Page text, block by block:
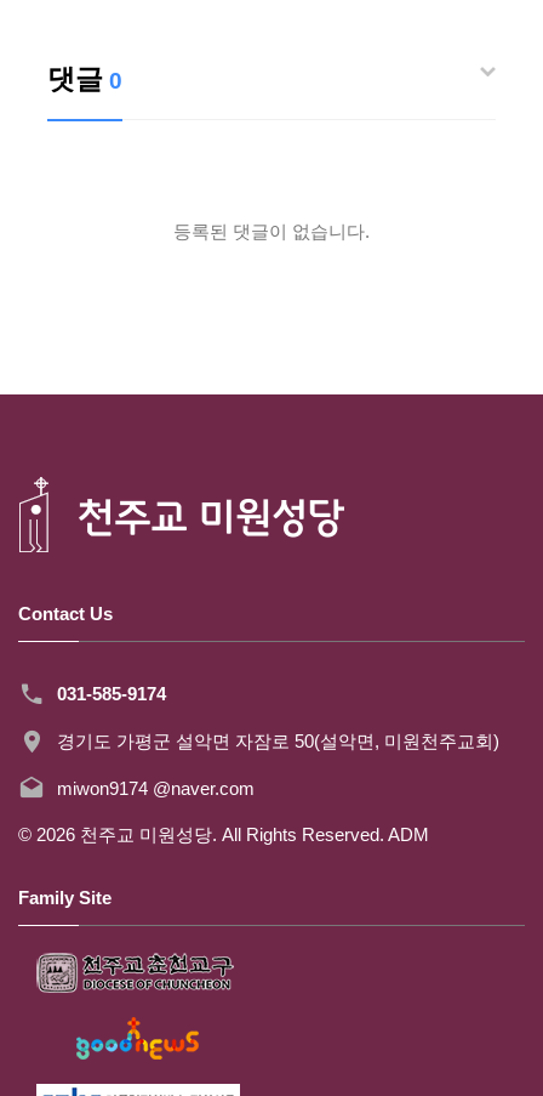
댓글0
등록된 댓글이 없습니다.
Contact Us
031-585-9174
경기도 가평군 설악면 자잠로 50(설악면, 미원천주교회)
miwon9174 @naver.com
© 2026 천주교 미원성당. All Rights Reserved. ADM
Family Site